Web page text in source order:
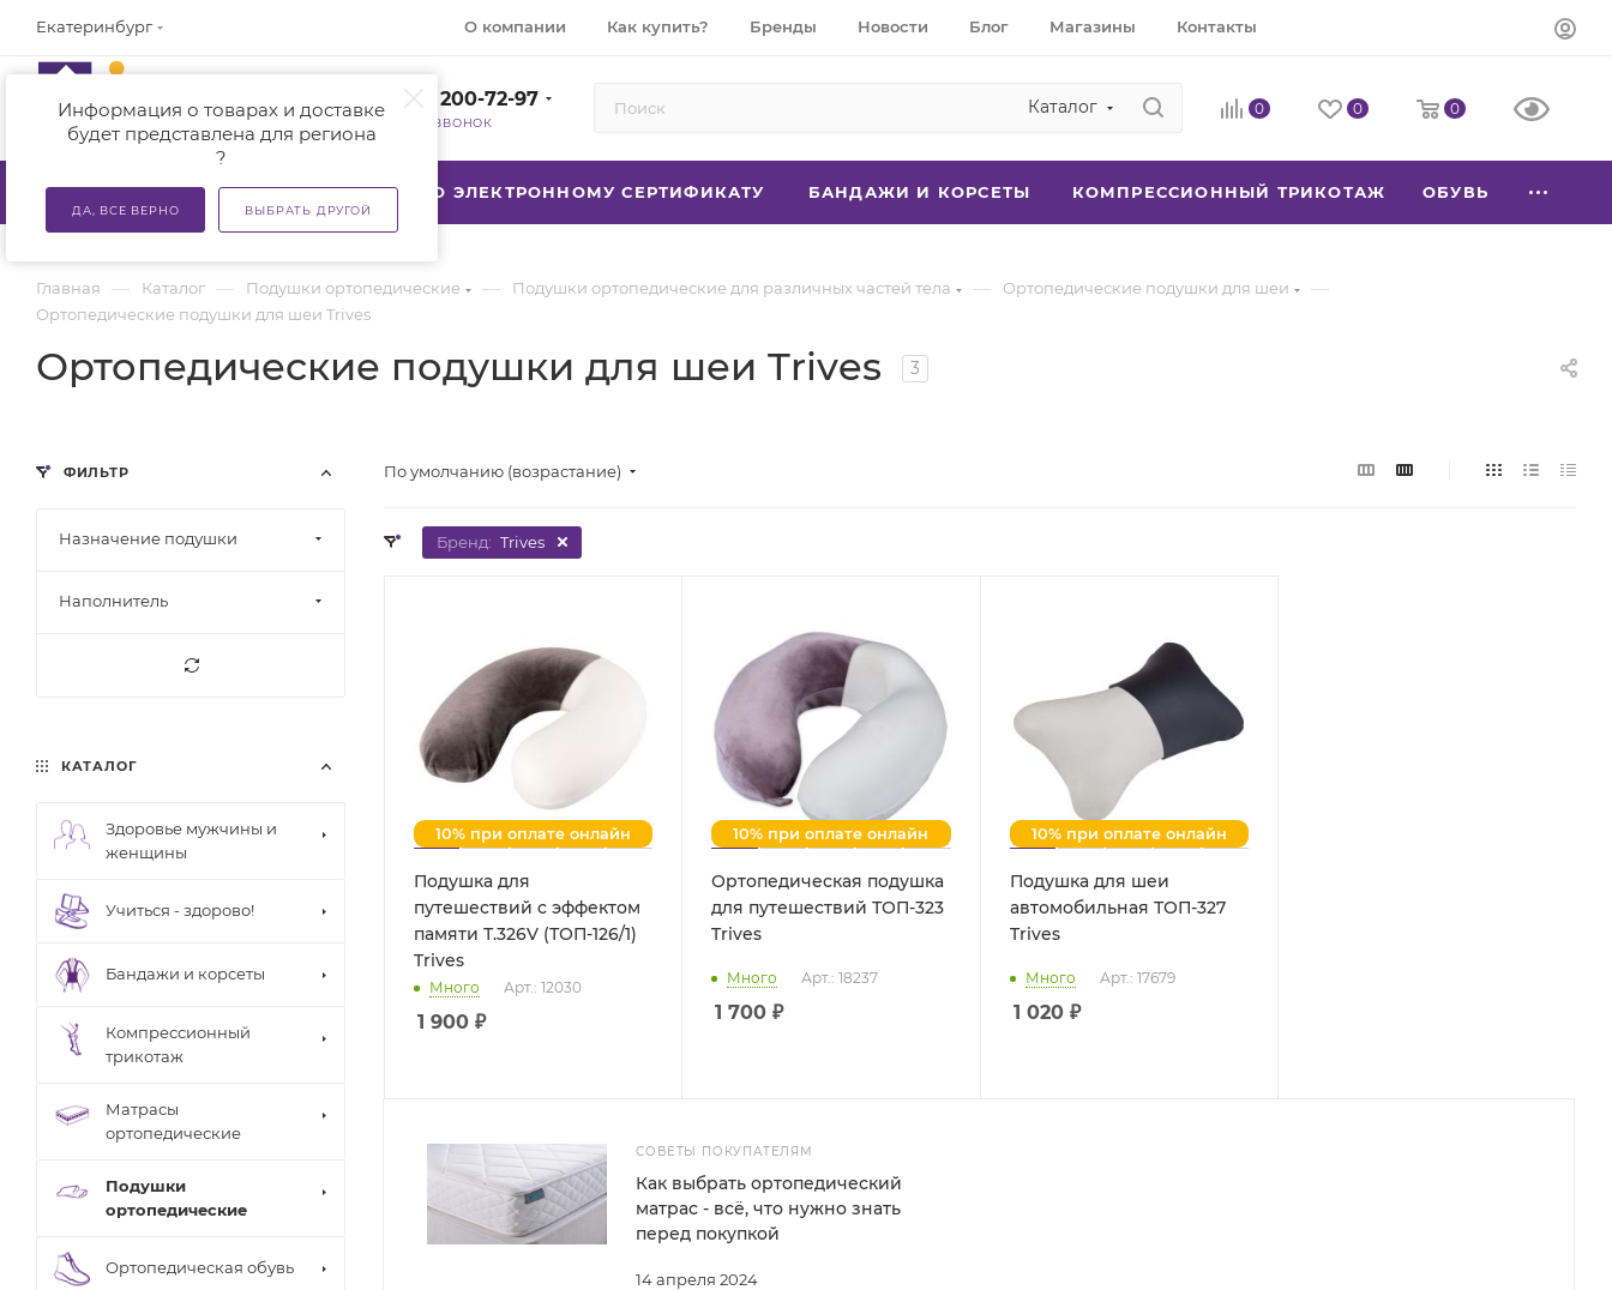
Екатеринбург
Информация о товарах и доставке
будет представлена для региона
?
ДА, ВСЕ ВЕРНО ВЫБРАТЬ ДРУГОЙ
О компании Как купить? Бренды Новости Блог Магазины Контакты
+7 (800) 200-72-97
ЗАКАЗАТЬ ЗВОНОК
Каталог 0 0 0
КАТАЛОГ АКЦИИ ТСР ПО ЭЛЕКТРОННОМУ СЕРТИФИКАТУ БАНДАЖИ И КОРСЕТЫ КОМПРЕССИОННЫЙ ТРИКОТАЖ ОБУВЬ
Главная — Каталог — Подушки ортопедические — Подушки ортопедические для различных частей тела — Ортопедические подушки для шеи —
Ортопедические подушки для шеи Trives
Ортопедические подушки для шеи Trives 3
По умолчанию (возрастание)
Бренд: Trives
10% при оплате онлайн
Подушка для
путешествий с эффектом
памяти Т.326V (ТОП-126/1)
Trives
Много Арт.: 12030
1 900 ₽
10% при оплате онлайн
Ортопедическая подушка
для путешествий ТОП-323
Trives
Много Арт.: 18237
1 700 ₽
10% при оплате онлайн
Подушка для шеи
автомобильная ТОП-327
Trives
Много Арт.: 17679
1 020₽
СОВЕТЫ ПОКУПАТЕЛЯМ
14 апреля 2024
Как выбрать ортопедический
матрас - всё, что нужно знать
перед покупкой
ФИЛЬТР
Назначение подушки
Наполнитель
КАТАЛОГ
Здоровье мужчины и
женщины
Учиться - здорово!
Бандажи и корсеты
Компрессионный
трикотаж
Матрасы
ортопедические
Подушки
ортопедические
Ортопедическая обувь